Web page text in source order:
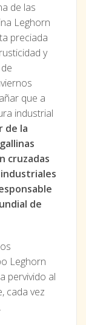
de las
Leghorn
preciada
y
que a
industrial
de la
cruzadas
de
Leghorn
pervivido al
cada vez